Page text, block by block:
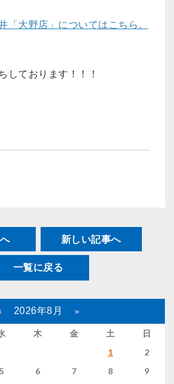
「大野店」についてはこちら。
しております！！！
新しい記事へ
一覧に戻る
2026年8月 »
木 金 土
日
1
2
5 6 7 8
9